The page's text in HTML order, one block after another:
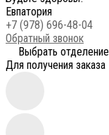
Евпатория
+7 (978) 696-48-04
Обратный звонок
Выбрать отделение
Для получения заказа